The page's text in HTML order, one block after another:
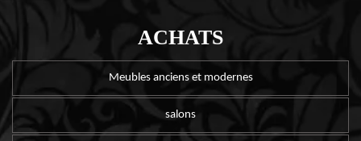
ACHATS
Meubles anciens et modernes
salons